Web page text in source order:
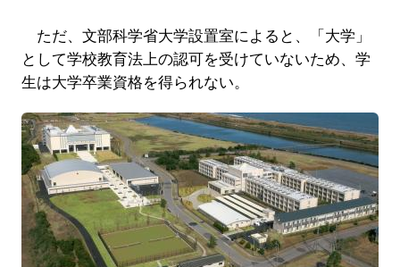
ただ、文部科学省大学設置室によると、「大学」
として学校教育法上の認可を受けていないため、学
生は大学卒業資格を得られない。